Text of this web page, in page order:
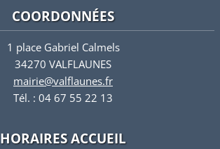
COORDONNÉES
1 place Gabriel Calmels
34270 VALFLAUNES
mairie@valflaunes.fr
Tél. : 04 67 55 22 13
HORAIRES ACCUEIL